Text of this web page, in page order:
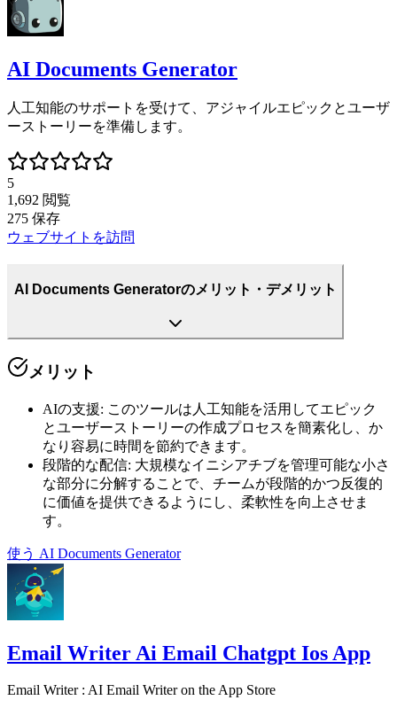
AI Documents Generator
人工知能のサポートを受けて、アジャイルエピックとユーザ
ーストーリーを準備します。
5
1,692 閲覧
275 保存
ウェブサイトを訪問
AI Documents Generatorのメリット・デメリット
メリット
AIの支援: このツールは人工知能を活用してエピック
とユーザーストーリーの作成プロセスを簡素化し、か
なり容易に時間を節約できます。
段階的な配信: 大規模なイニシアチブを管理可能な小さ
な部分に分解することで、チームが段階的かつ反復的
に価値を提供できるようにし、柔軟性を向上させま
す。
使う AI Documents Generator
Email Writer Ai Email Chatgpt Ios App
Email Writer : AI Email Writer on the App Store